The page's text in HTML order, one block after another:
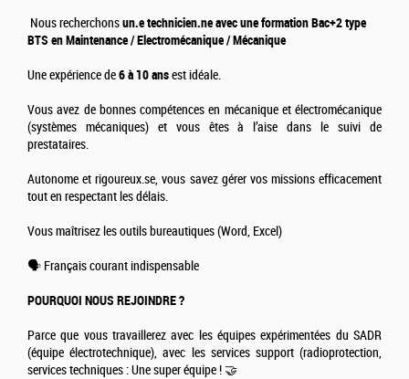
Nous recherchonsun.e technicien.ne avec une formation Bac+2 type
BTS en Maintenance / Electromécanique / Mécanique
Une expérience de6 à 10 ansest idéale.
Vous avez de bonnes compétences en mécanique et électromécanique
(systèmes mécaniques) et vous êtes à l’aise dans le suivi de
prestataires.
Autonome et rigoureux.se, vous savez gérer vos missions efficacement
tout en respectant les délais.
Vous maîtrisez les outils bureautiques (Word, Excel)
🗣️ Français courant indispensable
POURQUOI NOUS REJOINDRE ?
Parce que vous travaillerez avec les équipes expérimentées du SADR
(équipe électrotechnique), avec les services support (radioprotection,
services techniques : Une super équipe ! 🤝